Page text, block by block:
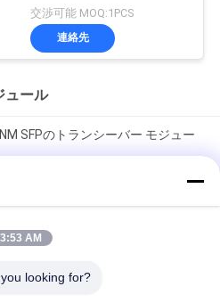
BIDI SFP28 40KMのイー
サネット
交渉可能 MOQ:1PCS
連絡先
ュール
SFPのトランシーバー モジュー
繊維 100G 光ファイバー モジ
ール 850nm 300M デュアル LC コ
3:53 AM
looking for?